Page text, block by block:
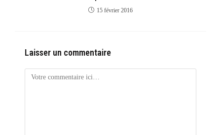
15 février 2016
Laisser un commentaire
Comment